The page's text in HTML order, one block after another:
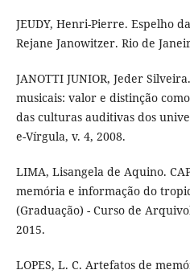
JEUDY, Henri-Pierre. Espelho
Rejane Janowitzer. Rio de
JANOTTI JUNIOR, Jeder
musicais: valor e distinção
das culturas auditivas dos
e-Vírgula, v. 4, 2008.
LIMA, Lisangela de Aquino.
memória e informação do
(Graduação) - Curso de
2015.
LOPES, L. C. Artefatos de